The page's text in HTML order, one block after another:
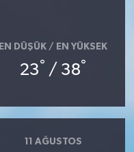
EN DÜŞÜK / EN YÜKSEK
23° / 38°
11 AĞUSTOS